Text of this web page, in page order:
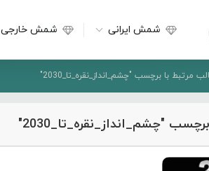
شمش ایرانی شمش خارجی
مرتبط با برچسب "چشم_انداز_نقره_تا_2030"
"چشم_انداز_نقره_تا_2030"